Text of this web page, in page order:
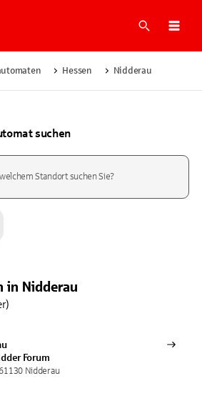
Suche
Hessen Nidderau
suchen
in Nidderau
Forum
Nidderau